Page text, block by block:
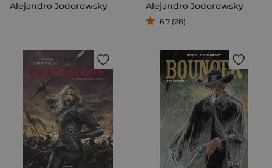
Alejandro Jodorowsky
Alejandro Jodorowsky
6,7 (28)